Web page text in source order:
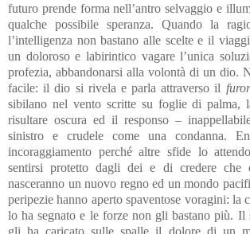
futuro prende forma nell’antro selvaggio e
qualche possibile speranza. Quando la
l’intelligenza non bastano alle scelte e il
un doloroso e labirintico vagare l’unica
profezia, abbandonarsi alla volontà di un dio.
facile: il dio si rivela e parla attraverso il furor
sibilano nel vento scritte su foglie di palma,
risultare oscura ed il responso –
sinistro e crudele come una condanna.
incoraggiamento perché altre sfide lo
sentirsi protetto dagli dei e di credere che
nasceranno un nuovo regno ed un mondo
peripezie hanno aperto spaventose voragini: la
lo ha segnato e le forze non gli bastano più. Il
gli ha caricato sulle spalle il dolore di un